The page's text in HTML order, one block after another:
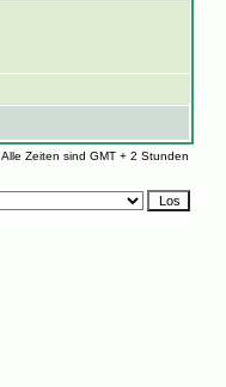
Alle Zeiten sind GMT + 2 Stunden